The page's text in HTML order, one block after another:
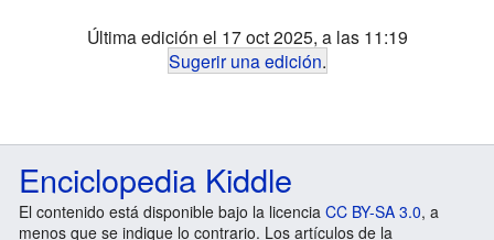
Última edición el 17 oct 2025, a las 11:19
Sugerir una edición.
Enciclopedia Kiddle
El contenido está disponible bajo la licencia CC BY-SA 3.0, a
menos que se indique lo contrario. Los artículos de la